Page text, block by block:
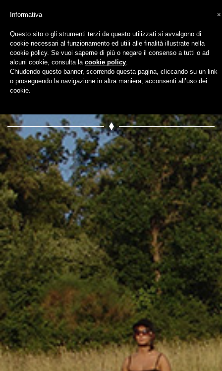
horseriding-tour-
tuscany-5
×
Informativa
Questo sito o gli strumenti terzi da questo utilizzati si avvalgono di
cookie necessari al funzionamento ed utili alle finalità illustrate nella
cookie policy. Se vuoi saperne di più o negare il consenso a tutti o ad
alcuni cookie, consulta la cookie policy
Chiudendo questo banner, scorrendo questa pagina, cliccando su un link
o proseguendo la navigazione in altra maniera, acconsenti all’uso dei
cookie.